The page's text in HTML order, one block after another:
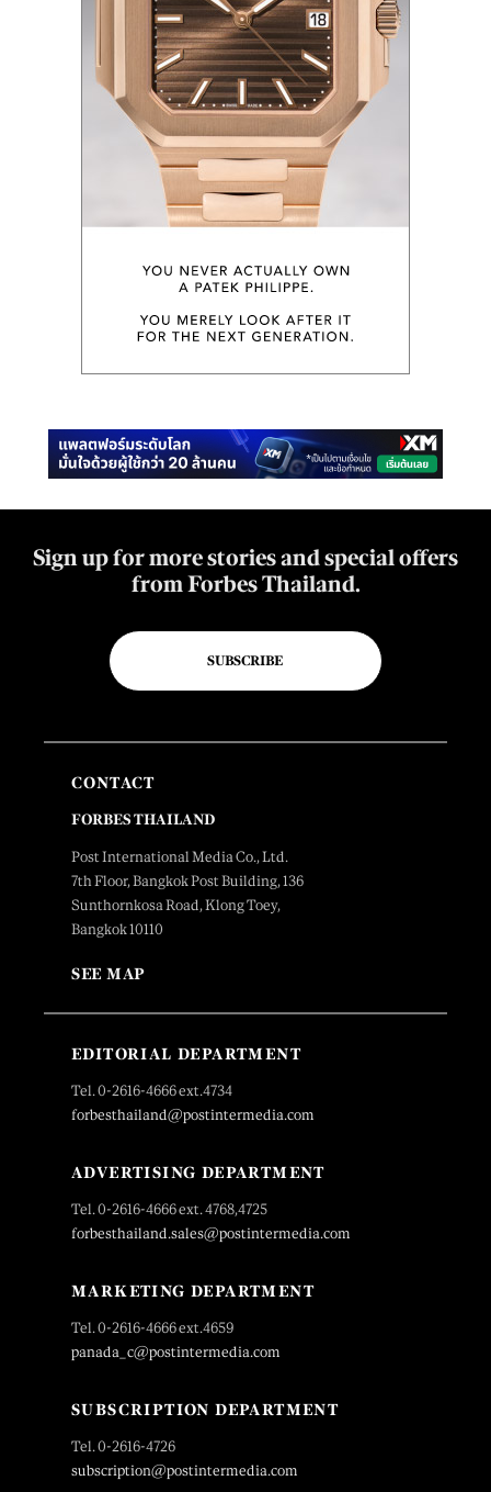
Sign up for more stories and special offers
from Forbes Thailand.
SUBSCRIBE
CONTACT
FORBES THAILAND
Post International Media Co., Ltd.
7th Floor, Bangkok Post Building, 136
Sunthornkosa Road, Klong Toey,
Bangkok 10110
SEE MAP
EDITORIAL DEPARTMENT
Tel. 0-2616-4666 ext.4734
forbesthailand@postintermedia.com
ADVERTISING DEPARTMENT
Tel. 0-2616-4666 ext. 4768,4725
forbesthailand.sales@postintermedia.com
MARKETING DEPARTMENT
Tel. 0-2616-4666 ext.4659
panada_c@postintermedia.com
SUBSCRIPTION DEPARTMENT
Tel. 0-2616-4726
subscription@postintermedia.com